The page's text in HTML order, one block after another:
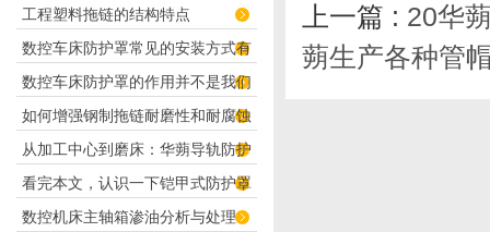
工程塑料拖链的结构特点
数控车床防护罩常见的安装方式有
哪些？
数控车床防护罩的作用并不是我们
想象的那么简单
如何增强钢制拖链耐磨性和耐腐蚀
性？
从加工中心到磨床：华蒴导轨防护
罩的选型与使用要点
看完本文，认识一下铠甲式防护罩
的特点
数控机床主轴箱渗油分析与处理
上一篇 : 20华
蒴生产各种管